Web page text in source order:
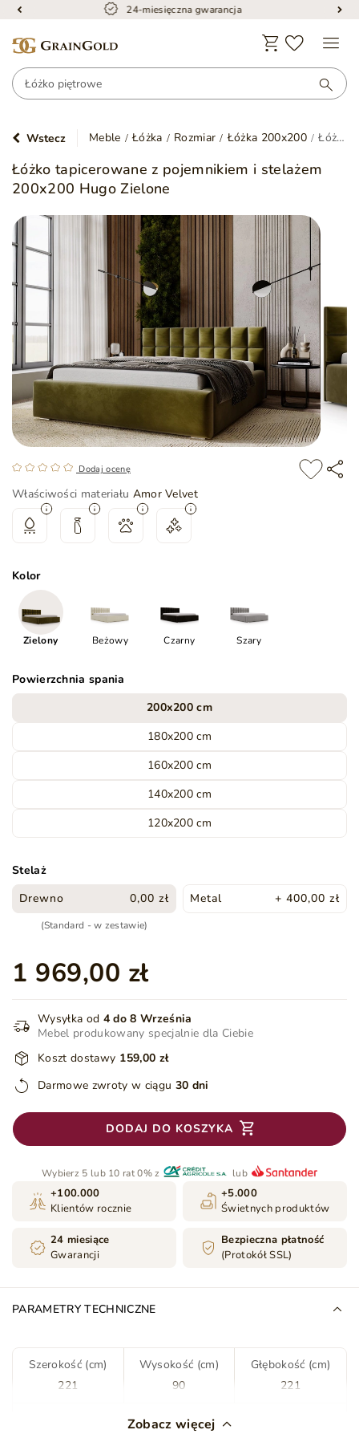
Bezpieczna dostawa
Wstecz Meble Łóżka Rozmiar Łóżka 200x200 Łóżko tapicerowane z pojemnikiem i stelażem 200x200 Hugo Zielone
Łóżko tapicerowane z pojemnikiem i stelażem
200x200 Hugo Zielone
Dodaj ocenę
Właściwości materiału Amor Velvet
Kolor
Zielony Beżowy Czarny Szary
Powierzchnia spania
200x200 cm
180x200 cm
160x200 cm
140x200 cm
120x200 cm
Stelaż
Drewno
0,00 zł
(Standard - w zestawie)
Metal + 400,00 zł
1 969,00 zł
Wysyłka od 4 do 8 Września
Mebel produkowany specjalnie dla Ciebie
Koszt dostawy 159,00 zł
Darmowe zwroty w ciągu 30 dni
DODAJ DO KOSZYKA
Wybierz 5 lub 10 rat 0% z lub
+100.000
Klientów rocznie
+5.000
Świetnych produktów
24 miesiące
Gwarancji
Bezpieczna płatność
(Protokół SSL)
PARAMETRY TECHNICZNE
Szerokość (cm)
221
Wysokość (cm)
90
Głębokość (cm)
221
Zielony
Zobacz więcej